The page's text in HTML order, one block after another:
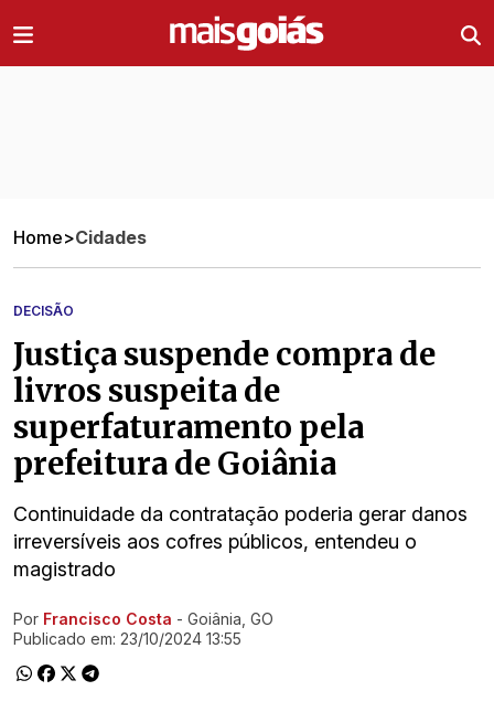
Home>Cidades
DECISÃO
Justiça suspende compra de
livros suspeita de
superfaturamento pela
prefeitura de Goiânia
Continuidade da contratação poderia gerar danos
irreversíveis aos cofres públicos, entendeu o
magistrado
Ir direto pra matéria
Por Francisco Costa - Goiânia, GO
Publicado em: 23/10/2024 13:55